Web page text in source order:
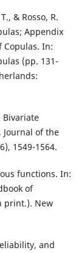
& Rosso, R.
Appendix
Copulas. In:
(pp. 131-
Bivariate
Journal of the
1549-1564.
functions. In:
of
print.). New
and